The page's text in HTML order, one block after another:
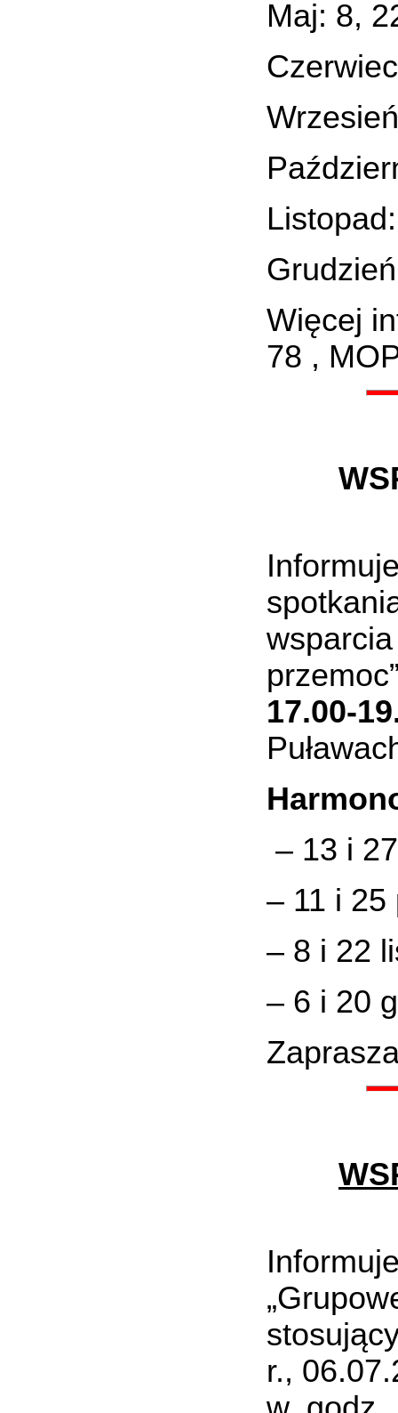
Maj: 8,
Więcej
78 ,
17.00-
– 13 i
– 11 i 25
– 8 i 22
– 6 i 20
r.,